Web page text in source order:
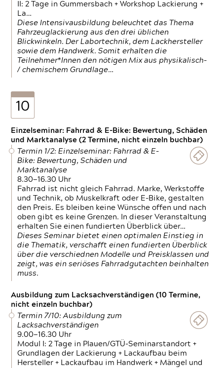
II: 2 Tage in Gummersbach + Workshop Lackierung +
La…
Diese Intensivausbildung beleuchtet das Thema
Fahrzeuglackierung aus den drei üblichen
Blickwinkeln. Der Labortechnik, dem Lackhersteller
sowie dem Handwerk. Somit erhalten die
Teilnehmer*Innen den nötigen Mix aus physikalisch-
/ chemischem Grundlage…
10
Einzelseminar: Fahrrad & E-Bike: Bewertung, Schäden
und Marktanalyse (2 Termine, nicht einzeln buchbar)
Termin 1/2: Einzelseminar: Fahrrad & E-
Bike: Bewertung, Schäden und
Marktanalyse
8.30—16.30 Uhr
Fahrrad ist nicht gleich Fahrrad. Marke, Werkstoffe
und Technik, ob Muskelkraft oder E-Bike, gestalten
den Preis. Es bleiben keine Wünsche offen und nach
oben gibt es keine Grenzen. In dieser Veranstaltung
erhalten Sie einen fundierten Überblick über…
Dieses Seminar bietet einen optimalen Einstieg in
die Thematik, verschafft einen fundierten Überblick
über die verschiednen Modelle und Preisklassen und
zeigt, was ein seriöses Fahrradgutachten beinhalten
muss.
Ausbildung zum Lacksachverständigen (10 Termine,
nicht einzeln buchbar)
Termin 7/10: Ausbildung zum
Lacksachverständigen
9.00—16.30 Uhr
Modul I: 2 Tage in Plauen/GTÜ-Seminarstandort +
Grundlagen der Lackierung + Lackaufbau beim
Hersteller + Lackaufbau im Handwerk + Mängel und